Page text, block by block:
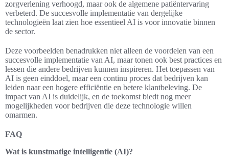
zorgverlening verhoogd, maar ook de algemene patiëntervaring
verbeterd. De succesvolle implementatie van dergelijke
technologieën laat zien hoe essentieel AI is voor innovatie binnen
de sector.
Deze voorbeelden benadrukken niet alleen de voordelen van een
succesvolle implementatie van AI, maar tonen ook best practices en
lessen die andere bedrijven kunnen inspireren. Het toepassen van
AI is geen einddoel, maar een continu proces dat bedrijven kan
leiden naar een hogere efficiëntie en betere klantbeleving. De
impact van AI is duidelijk, en de toekomst biedt nog meer
mogelijkheden voor bedrijven die deze technologie willen
omarmen.
FAQ
Wat is kunstmatige intelligentie (AI)?